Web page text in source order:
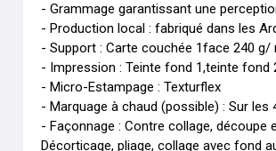
- Grammage garantissant une
- Production local : fabriqué dans les
- Support : Carte couchée 1face 240
- Impression : Teinte fond 1,teinte fond
- Micro-Estampage : Texturflex
- Marquage à chaud (possible) : Sur les
- Façonnage : Contre collage,
Décorticage, pliage, collage avec fond